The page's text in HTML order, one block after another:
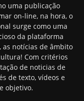
uma publicação
on-line, na hora, o
surge como uma
da plataforma
as notícias de âmbito
Com critérios
de noticias de
de texto, vídeos e
objetivo.